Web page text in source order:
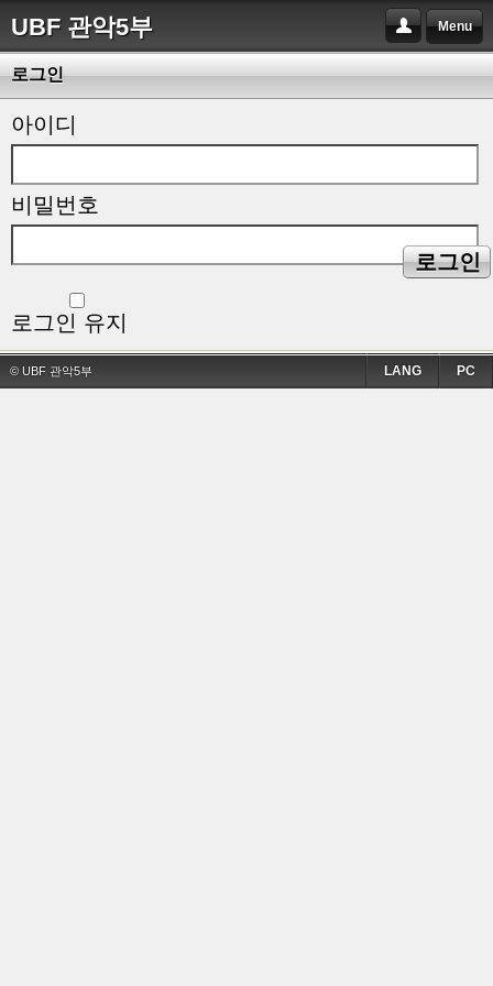
UBF 관악5부 Menu
로그인
아이디
비밀번호
로그인 유지
로그인
© UBF 관악5부 PC
LANG